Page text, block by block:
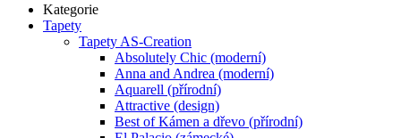
Kategorie
Tapety
Tapety AS-Creation
Absolutely Chic (moderní)
Anna and Andrea (moderní)
Aquarell (přírodní)
Attractive (design)
Best of Kámen a dřevo (přírodní)